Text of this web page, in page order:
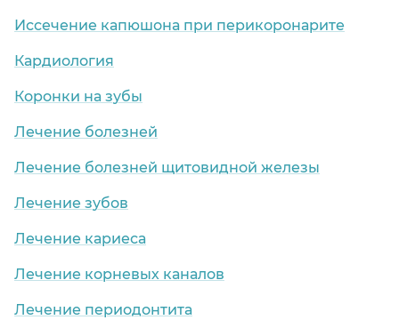
Иссечение капюшона при перикоронарите
Кардиология
Коронки на зубы
Лечение болезней
Лечение болезней щитовидной железы
Лечение зубов
Лечение кариеса
Лечение корневых каналов
Лечение периодонтита